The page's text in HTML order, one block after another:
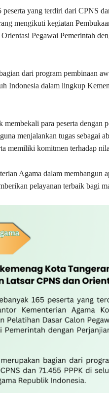
yang terdiri dari CPNS
mengikuti kegiatan
Pegawai Pemerintah
dari program pembinaan
Indonesia dalam lingkup
para peserta dengan
menjalankan tugas sebagai
memiliki komitmen terhadap
Agama dalam membangun
pelayanan terbaik bagi